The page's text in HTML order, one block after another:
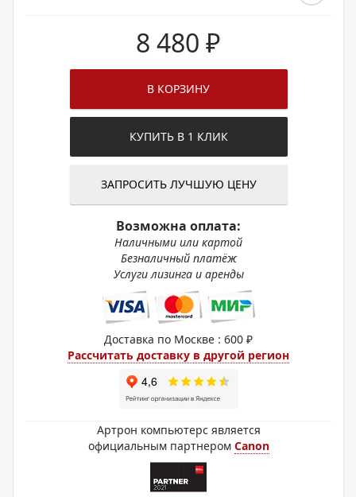
8 480 ₽
В КОРЗИНУ
КУПИТЬ В 1 КЛИК
ЗАПРОСИТЬ ЛУЧШУЮ ЦЕНУ
Возможна оплата:
Наличными или картой
Безналичный платёж
Услуги лизинга и аренды
Доставка по Москве : 600 ₽
Рассчитать доставку в другой регион
Артрон компьютерс является
официальным партнером Canon